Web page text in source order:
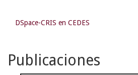
DSpace-CRIS en CEDES
Publicaciones